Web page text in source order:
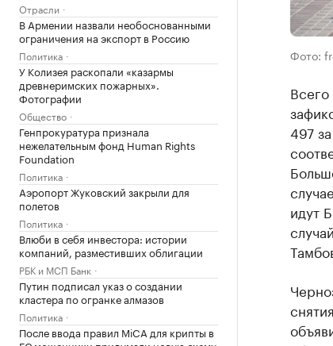
Отрасли
В Армении назвали необоснованными
ограничения на экспорт в Россию
Политика
У Колизея раскопали «казармы
древнеримских пожарных».
Фотографии
Общество
Генпрокуратура признала
нежелательным фонд Human Rights
Foundation
Политика
Аэропорт Жуковский закрыли для
полетов
Политика
Влюби в себя инвестора: истории
компаний, разместивших облигации
РБК и МСП Банк
Путин подписал указ о создании
кластера по огранке алмазов
Политика
После ввода правил MiCA для крипты в
Фото:
497
идут